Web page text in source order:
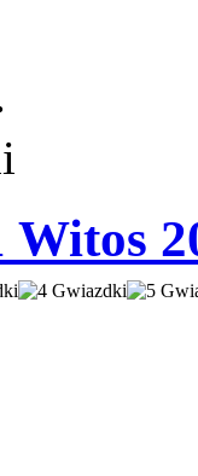
Witos